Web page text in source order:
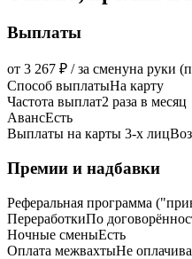
Выплаты
от 3 267 ₽ / за сменуна руки
Способ выплатыНа карту
Частота выплат2 раза в месяц
АвансЕсть
Выплаты на карты 3-х лиц
Премии и надбавки
Реферальная программа
ПереработкиПо
Ночные сменыЕсть
Оплата межвахтыНе